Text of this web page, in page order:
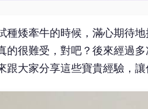
種矮牽牛的時候，滿心期待
的很難受，對吧？後來經過
跟大家分享這些寶貴經驗，讓